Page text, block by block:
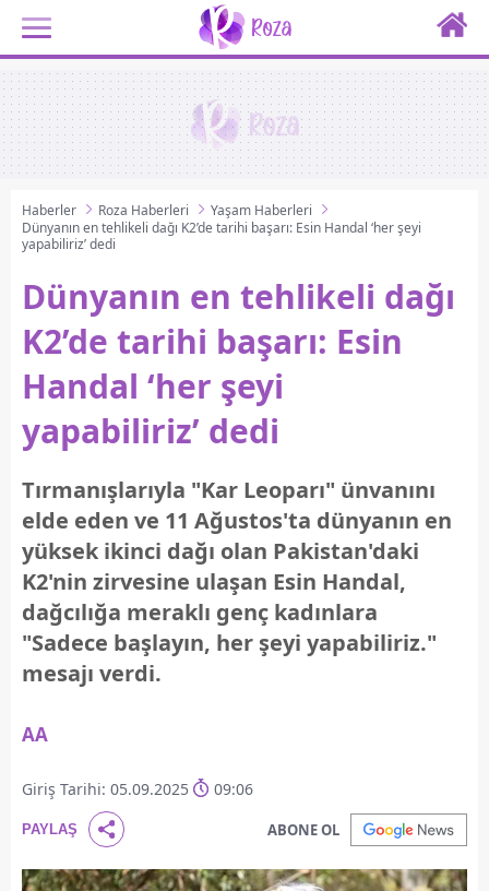
Haberler Roza Haberleri
Yaşam Haberleri
Dünyanın en tehlikeli dağı K2’de tarihi başarı: Esin Handal ‘her şeyi
yapabiliriz’ dedi
Dünyanın en tehlikeli dağı
K2’de tarihi başarı: Esin
Handal ‘her şeyi
yapabiliriz’ dedi
Tırmanışlarıyla "Kar Leoparı" ünvanını
elde eden ve 11 Ağustos'ta dünyanın en
yüksek ikinci dağı olan Pakistan'daki
K2'nin zirvesine ulaşan Esin Handal,
dağcılığa meraklı genç kadınlara
"Sadece başlayın, her şeyi yapabiliriz."
mesajı verdi.
AA
Giriş Tarihi: 05.09.2025 09:06
PAYLAŞ ABONE OL